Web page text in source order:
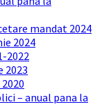
mandat 2024
2024
2022
2023
– anual pana la